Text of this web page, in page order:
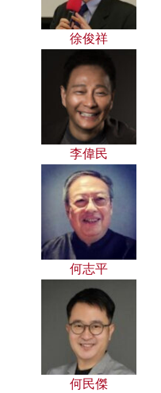
徐俊祥
李偉民
何志平
何民傑